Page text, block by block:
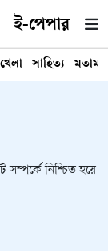
ই-পেপার
খেলা সাহিত্য মতামত
নিশ্চিত হয়ে